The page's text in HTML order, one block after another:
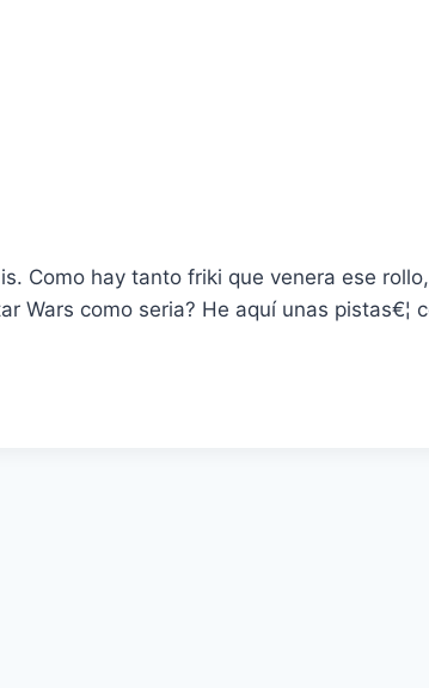
Como hay tanto friki que venera ese
Wars como seria? He aquí­ unas